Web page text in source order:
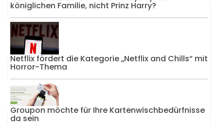
königlichen Familie, nicht Prinz Harry?
Netflix fördert die Kategorie „Netflix and Chills“ mit
Horror-Thema
Groupon möchte für Ihre Kartenwischbedürfnisse
da sein